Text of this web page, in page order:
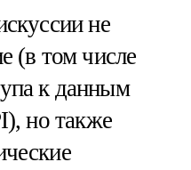
не
(в том числе
к данным
но также